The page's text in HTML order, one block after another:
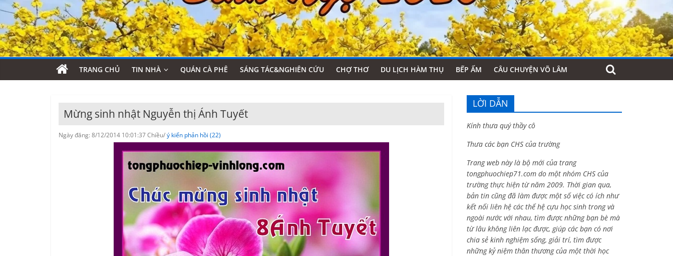
TRANG CHỦ TIN NHÀ QUÁN CÀ PHÊ SÁNG TÁC&NGHIÊN CỨU CHỢ THƠ DU LỊCH HÀM THỤ BẾP ẤM CÂU CHUYỆN VÕ LÂM
Mừng sinh nhật Nguyễn thị Ánh Tuyết
Ngày đăng: 8/12/2014 10:01:37 Chiều/ý kiến phản hồi (22)
LỜI DẪN
Kính thưa quý thầy cô
Thưa các bạn CHS của trường
Trang web này là bộ mới của trang
tongphuochiep71.com do một nhóm CHS của
trường thực hiện từ năm 2009. Thời gian qua,
bản tin cũng đã làm được một số việc có ích như
kết nối liên hệ các thế hệ cựu học sinh trong và
ngoài nước với nhau, tìm được những bạn bè mà
từ lâu không liên lạc được, giúp các bạn có nơi
chia sẻ kinh nghiệm sống, giải trí, tìm được
những kỷ niệm thân thương của một thời học